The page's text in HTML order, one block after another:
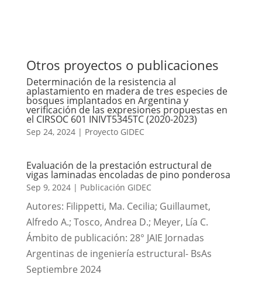
Otros proyectos o publicaciones
Determinación de la resistencia al
aplastamiento en madera de tres especies de
bosques implantados en Argentina y
verificación de las expresiones propuestas en
el CIRSOC 601 INIVT5345TC (2020-2023)
Sep 24, 2024| Proyecto GIDEC
Evaluación de la prestación estructural de
vigas laminadas encoladas de pino ponderosa
Sep 9, 2024| Publicación GIDEC
Autores: Filippetti, Ma. Cecilia; Guillaumet,
Alfredo A.; Tosco, Andrea D.; Meyer, Lía C.
Ámbito de publicación: 28° JAIE Jornadas
Argentinas de ingeniería estructural- BsAs
Septiembre 2024